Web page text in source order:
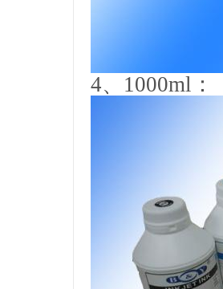
4、 1000ml ：